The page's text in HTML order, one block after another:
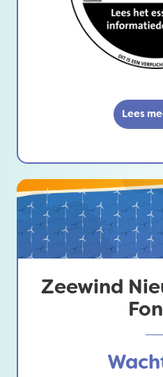
Lees
Zeewind